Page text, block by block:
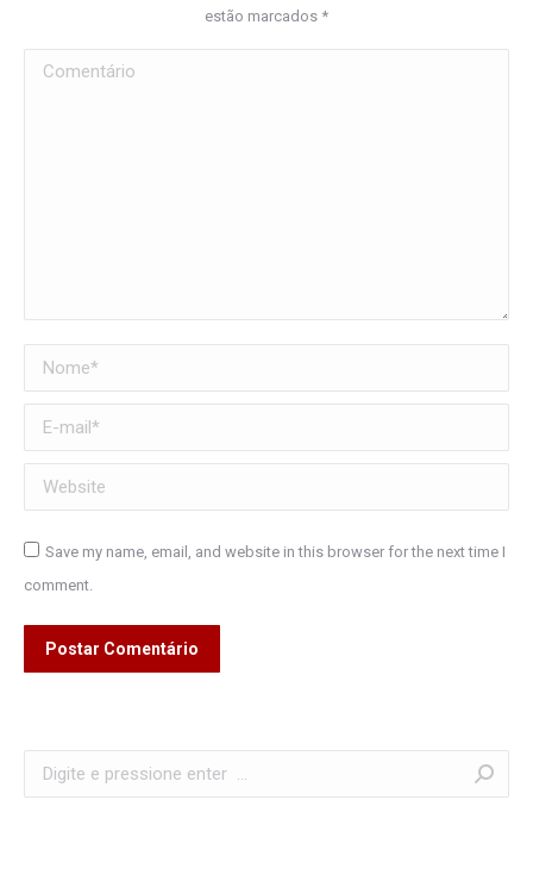
estão marcados *
Comentário
Nome *
E-mail *
Website
Save my name, email, and website in this browser for the next time I
comment.
Postar Comentário
Search: